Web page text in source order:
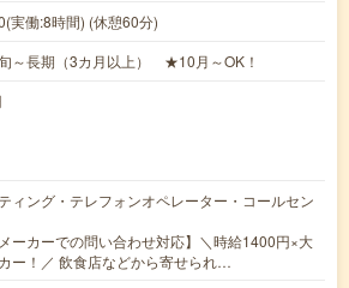
実働:8時間) (休憩60分)
～長期（3カ月以上） ★10月～OK！
ィング・テレフォンオペレーター・コールセン
メーカーでの問い合わせ対応】＼時給1400円×大
ー！／ 飲食店などから寄せられ…